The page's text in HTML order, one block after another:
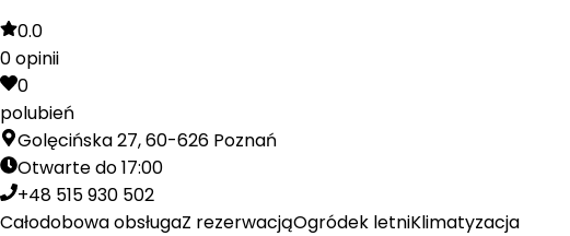
0.0
0opinii
0
polubień
Golęcińska 27, 60-626 Poznań
Otwarte do 17:00
+48 515 930 502
Całodobowa obsługaZ rezerwacjąOgródek letniKlimatyzacja